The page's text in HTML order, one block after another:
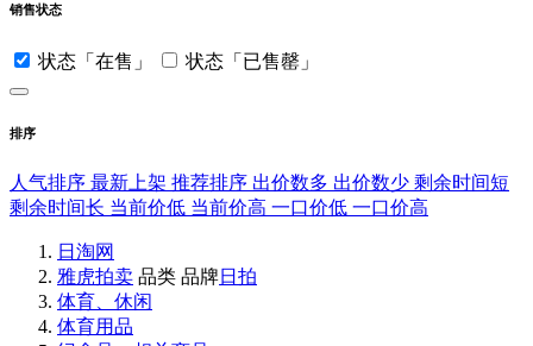
销售状态
状态「在售」 状态「已售罄」
排序
人气排序 最新上架 推荐排序 出价数多 出价数少 剩余时间短
剩余时间长 当前价低 当前价高 一口价低 一口价高
日淘网
雅虎拍卖 品类 品牌日拍
体育、休闲
体育用品